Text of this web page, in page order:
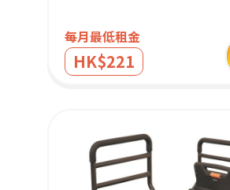
每月最低租金
HK$221